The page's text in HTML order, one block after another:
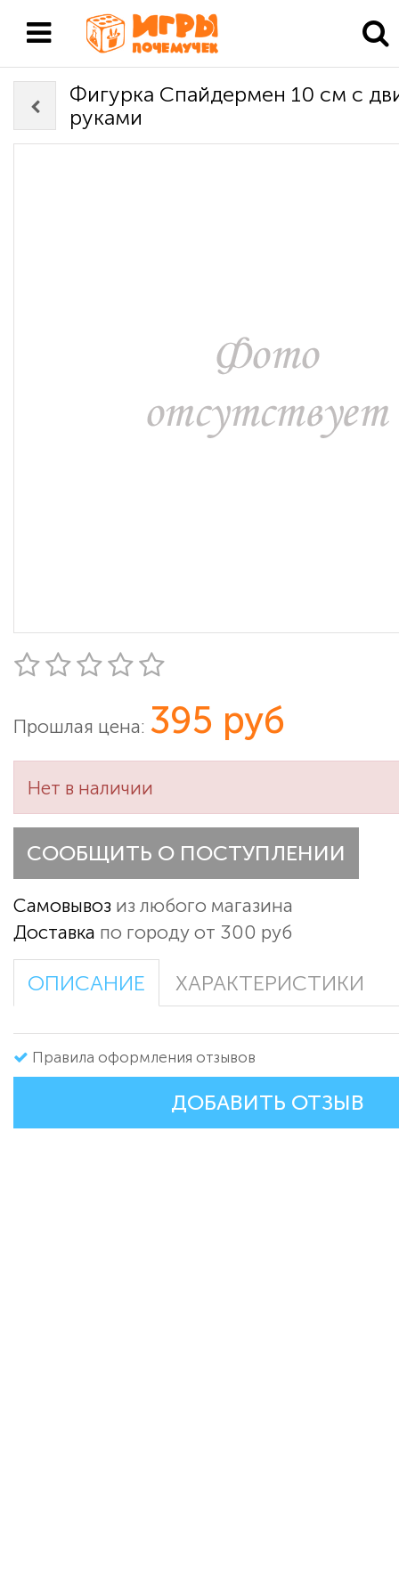
Фигурка Спайдермен 10 см с
руками
Прошлая цена: 395 руб
Нет в наличии
СООБЩИТЬ О ПОСТУПЛЕНИИ
Самовывоз из любого магазина
Доставка по городу от 300 руб
ОПИСАНИЕ ХАРАКТЕРИСТИКИ
Правила оформления отзывов
ДОБАВИТЬ ОТЗЫВ